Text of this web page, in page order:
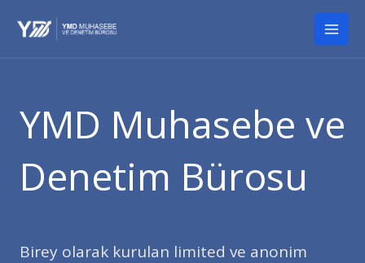
Main
YMD Muhasebe ve
Denetim Bürosu
Birey olarak kurulan limited ve anonim